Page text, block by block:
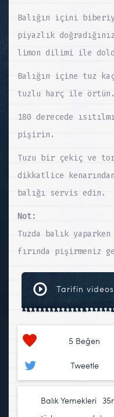
Balığın içini
piyazlık
limon dilimi ile
Balığın içine tuz
tuzlu harç ile örtün.
180 derecede
pişirin.
Tuzu bir çekiç ve
dikkatlice
balığı servis edin.
Not:
Tuzda balık
fırında pişirmeniz
Tarifin
5 Beğen
Tweetle
Balık Yemekleri